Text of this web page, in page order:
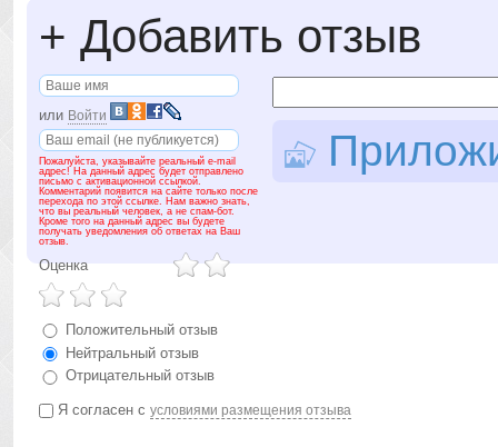
+ Добавить отзыв
или Войти
Пожалуйста, указывайте реальный e-mail
адрес! На данный адрес будет отправлено
письмо с активационной ссылкой.
Комментарий появится на сайте только после
перехода по этой ссылке. Нам важно знать,
что вы реальный человек, а не спам-бот.
Кроме того на данный адрес вы будете
получать уведомления об ответах на Ваш
отзыв.
Оценка
Положительный отзыв
Нейтральный отзыв
Отрицательный отзыв
Я согласен с условиями размещения отзыва